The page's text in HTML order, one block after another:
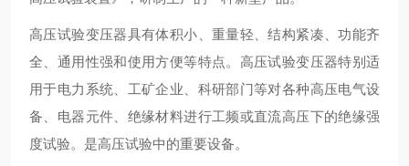
高压试验变压器具有体积小、重量轻、结构紧凑、功能齐
全、通用性强和使用方便等特点。高压试验变压器特别适
用于电力系统、工矿企业、科研部门等对各种高压电气设
备、电器元件、绝缘材料进行工频或直流高压下的绝缘强
度试验。是高压试验中的重要设备。